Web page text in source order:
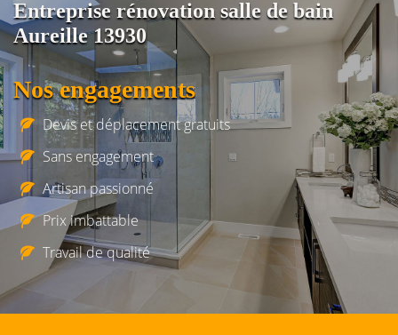
Entreprise rénovation salle de bain
Aureille 13930
Nos engagements
Devis et déplacement gratuits
Sans engagement
Artisan passionné
Prix imbattable
Travail de qualité